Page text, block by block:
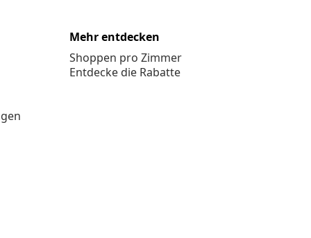
Mehr entdecken
Shoppen pro Zimmer
Entdecke die Rabatte